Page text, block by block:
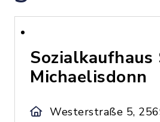
Sozialkaufhaus
Michaelisdonn
Westerstraße 5,